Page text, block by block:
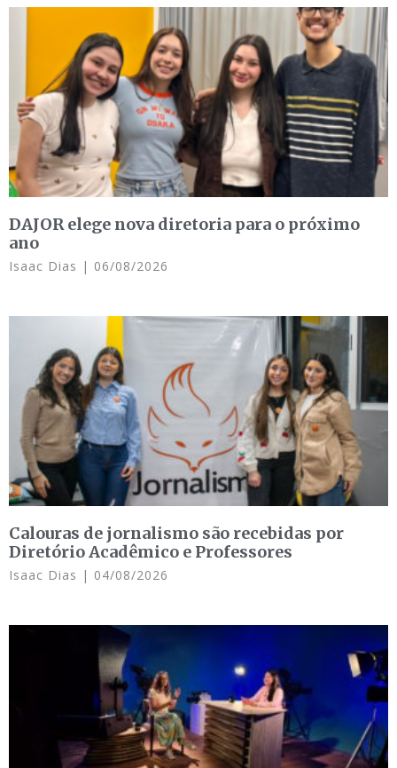
DAJOR elege nova diretoria para o próximo
ano
Isaac Dias 06/08/2026
Calouras de jornalismo são recebidas por
Diretório Acadêmico e Professores
Isaac Dias 04/08/2026